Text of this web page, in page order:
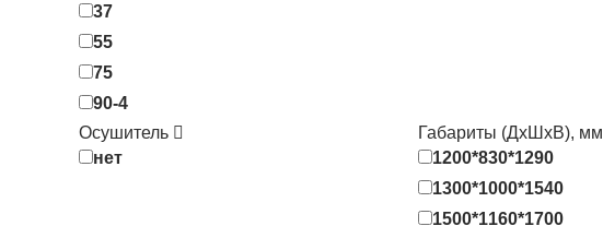
37
55
75
90-4
Осушитель
нет
Габариты (ДхШхВ), мм
1200*830*1290
1300*1000*1540
1500*1160*1700